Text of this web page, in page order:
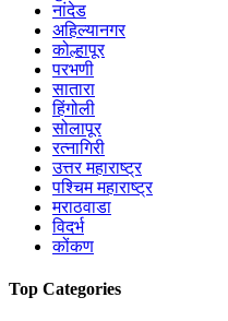
नांदेड
अहिल्यानगर
कोल्हापूर
परभणी
सातारा
हिंगोली
सोलापूर
रत्नागिरी
उत्तर महाराष्ट्र
पश्चिम महाराष्ट्र
मराठवाडा
विदर्भ
कोंकण
Top Categories